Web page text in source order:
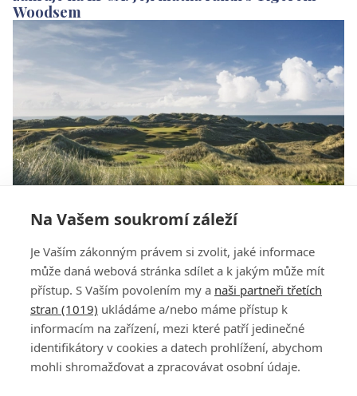
Na Vašem soukromí záleží
Je Vaším zákonným právem si zvolit, jaké informace
může daná webová stránka sdílet a k jakým může mít
přístup. S Vaším povolením my a naši partneři třetích
stran (1019) ukládáme a/nebo máme přístup k
informacím na zařízení, mezi které patří jedinečné
identifikátory v cookies a datech prohlížení, abychom
mohli shromažďovat a zpracovávat osobní údaje.
Woodsem
Místo Czech Masters se na DP World Tour bude
hrát turnaj u Trumpa ve Skotsku